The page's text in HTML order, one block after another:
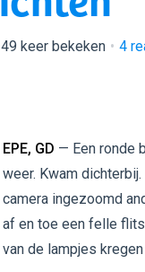
keer bekeken 4
EPE, GD — Een ronde
weer. Kwam
camera ingezoomd
af en toe een felle
van de lampjes